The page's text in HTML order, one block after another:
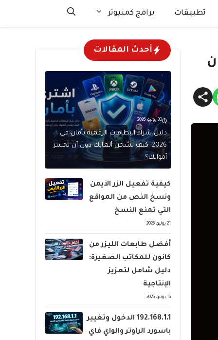
تطبيقات برامج كمبيوتر
أحدث المقالات
30 يوليو، 2026
دليل شراء البطاقات الرقمية بأمان في
2026: كيف تشحن ألعابك دون أن تخسر
أموالك؟
كيفية تفعيل الزر الأيمن
ونسخ النص من المواقع
التي تمنع النسخ
21 يوليو، 2026
أفضل طابعات الليزر من
كانون للمكاتب الصغيرة:
دليل شامل لتعزيز
الإنتاجية
16 يونيو، 2026
192.168.1.1 الدخول وتغيير
باسورد الراوتر والواي فاي